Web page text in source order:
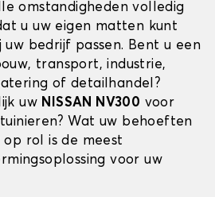
omstandigheden volledig
u uw eigen matten kunt
bedrijf passen. Bent u een
transport, industrie,
of detailhandel?
uw NISSAN NV300 voor
Wat uw behoeften
rol is de meest
voor uw